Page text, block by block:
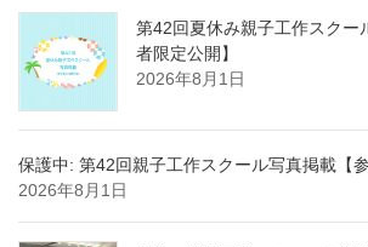
第42回夏休み親子工作スクー
者限定公開】
2026年8月1日
保護中: 第42回親子工作スクール写真掲載【
2026年8月1日